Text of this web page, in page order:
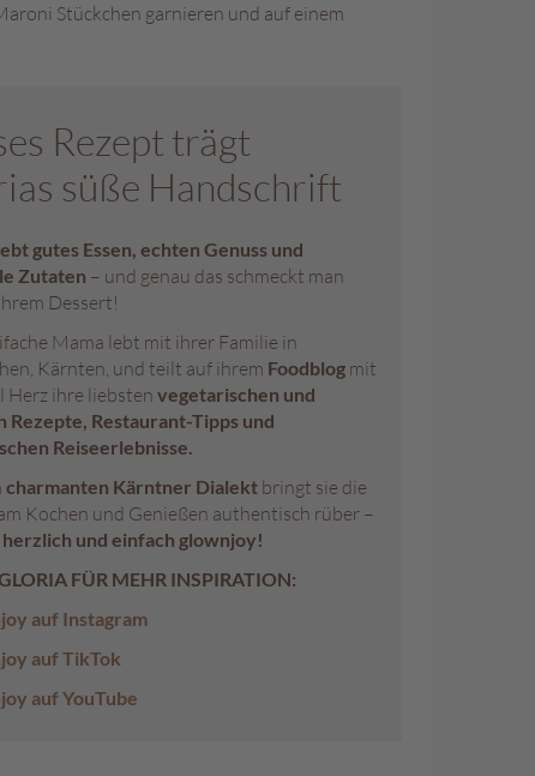
Stückchen garnieren und auf einem
Rezept trägt
süße Handschrift
gutes Essen, echten Genuss und
Zutaten – und genau das schmeckt man
Dessert!
Mama lebt mit ihrer Familie in
Kärnten, und teilt auf ihrem Foodblog mit
Herz ihre liebstenvegetarischen und
Rezepte, Restaurant-Tipps und
Reiseerlebnisse.
charmanten Kärntner Dialekt bringt sie die
Kochen und Genießen authentisch rüber –
und einfach glownjoy!
FÜR MEHR INSPIRATION:
auf Instagram
auf TikTok
auf YouTube